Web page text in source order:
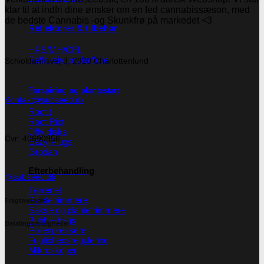
Reflektorer & tilbehør
HPS/MH/CFL
Refleksivt mylar/folie
Forspiring og plantestart
Root!t
Root Riot
Jiffy disks
Eazy Plugs
Grodan
Efterbehandling
Tørrenet
Plantetrimmere
Sakse og plantetrimmere
Bubble bags
Pollenpressere
Fugtighedsregulering
Mikroskoper
klar til at indfri dine ønsker om en fed cannabissæson, med
de bedste Cannabis -og Skunkfrø på markedet <3
Schioldannsvej 3, 2920 Charlottenlund
Kontakt@subseed.dk
Cvr: 40690956
@subseed.dk
Fragtmetoder
Betalingsmuligheder